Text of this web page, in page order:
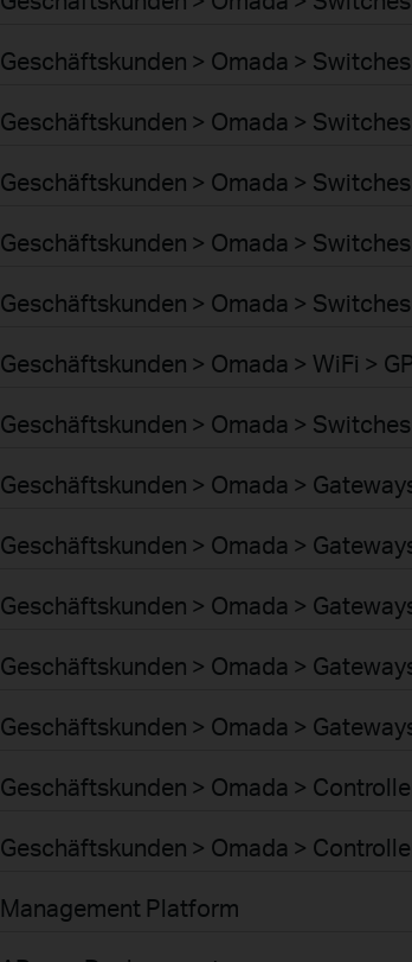
Geschäftskunden > Omada >
Geschäftskunden > Omada >
Geschäftskunden > Omada >
Geschäftskunden > Omada >
Geschäftskunden > Omada >
Geschäftskunden > Omada > WiFi >
Geschäftskunden > Omada >
Geschäftskunden > Omada >
Geschäftskunden > Omada >
Geschäftskunden > Omada >
Geschäftskunden > Omada >
Geschäftskunden > Omada >
Geschäftskunden > Omada >
Geschäftskunden > Omada >
Management Platform